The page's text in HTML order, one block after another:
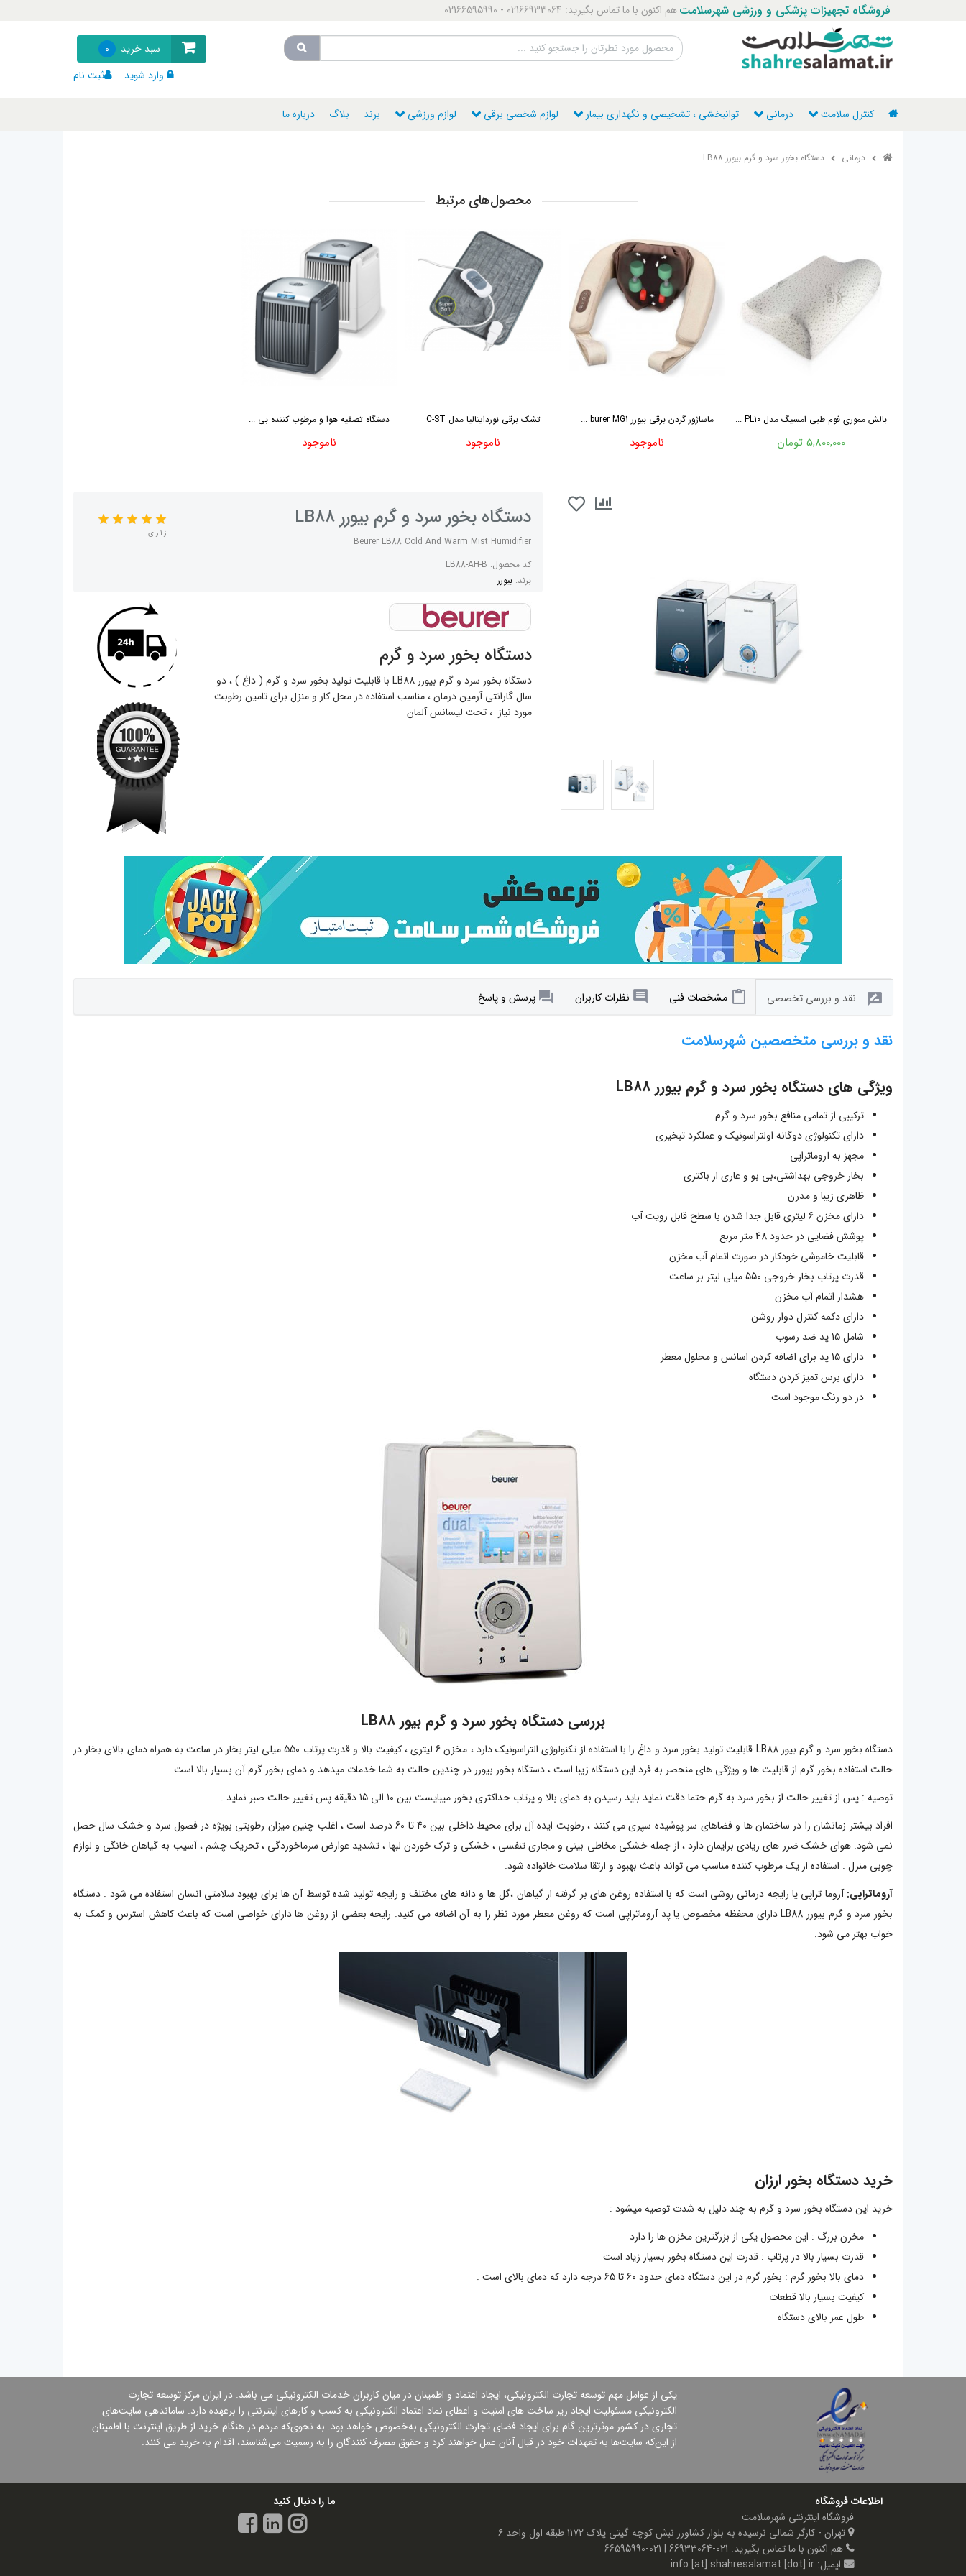
فروشگاه تجهیزات پزشکی و ورزشی شهرسلامت هم اکنون با ما تماس بگیرید: 02166933064 - 02166595990
سبد خرید
0
وارد شوید
ثبت نام
کنترل سلامت درمانی توانبخشی ، تشخیصی و نگهداری بیمار لوازم شخصی برقی لوازم ورزشی برند بلاگ درباره ما
درمانی دستگاه بخور سرد و گرم بیورر LB88
محصول‌های مرتبط
دستگاه تصفیه هوا و مرطوب کننده بی ...
ناموجود
تشک برقی نوردایتالیا مدل C-ST
ناموجود
ماساژور گردن برقی بیورر burer MG1 ...
ناموجود
بالش مموری فوم طبی امسیگ مدل PL10 ...
5,800,000 تومان
دستگاه بخور سرد و گرم بیورر LB88
Beurer LB88 Cold And Warm Mist Humidifier
کد محصول: LB88-AH-B
برند:بیورر
از 1 رای
دستگاه بخور سرد و گرم
دستگاه بخور سرد و گرم بیورر LB88 با قابلیت تولید بخور سرد و گرم ( داغ ) ، دو
سال گارانتی آرمین درمان ، مناسب استفاده در محل کار و منزل برای تامین رطوبت
مورد نیاز ، تحت لیسانس آلمان
نقد و بررسی تخصصی مشخصات فنی نظرات کاربران پرسش و پاسخ
نقد و بررسی متخصصین شهرسلامت
ویژگی های دستگاه بخور سرد و گرم بیورر LB88
ترکیبی از تمامی منافع بخور سرد و گرم
دارای تکنولوژی دوگانه اولتراسونیک و عملکرد تبخیری
مجهز به آروماتراپی
بخار خروجی بهداشتی،بی بو و عاری از باکتری
ظاهری زیبا و مدرن
دارای مخزن 6 لیتری قابل جدا شدن با سطح قابل رویت آب
پوشش فضایی در حدود 48 متر مربع
قابلیت خاموشی خودکار در صورت اتمام آب مخزن
قدرت پرتاب بخار خروجی 550 میلی لیتر بر ساعت
هشدار اتمام آب مخزن
دارای دکمه کنترل دوار روشن
شامل 15 پد ضد رسوب
دارای 15 پد برای اضافه کردن اسانس و محلول معطر
دارای برس تمیز کردن دستگاه
در دو رنگ موجود است
بررسی دستگاه بخور سرد و گرم بیور LB88
دستگاه بخور سرد و گرم بیور LB88 قابلیت تولید بخور سرد و داغ را با استفاده از تکنولوژی التراسونیک دارد ، مخزن 6 لیتری ، کیفیت بالا و قدرت پرتاب 550 میلی لیتر بخار در ساعت به همراه دمای بالای بخار در
حالت استفاده بخور گرم از قابلیت ها و ویژگی های منحصر به فرد این دستگاه زیبا است ، دستگاه بخور بیورر در چندین حالت به شما خدمات میدهد و دمای بخور گرم آن بسیار بالا است
توصیه : پس از تغییر حالت از بخور سرد به گرم حتما دقت نماید باید رسیدن به دمای بالا و پرتاب حداکثری بخور میبایست بین 10 الی 15 دقیقه پس تغییر حالت صبر نماید .
افراد بیشتر زمانشان را در ساختمان ها و فضاهای سر پوشیده سپری می کنند ، رطوبت ایده آل برای محیط داخلی بین 40 تا 60 درصد است ، اغلب چنین میزان رطوبتی بویژه در فصول سرد و خشک سال حصل
نمی شود. هوای خشک ضرر های زیادی برایمان دارد ، از جمله خشکی مخاطی بینی و مجاری تنفسی ، خشکی و ترک خوردن لبها ، تشدید عوارض سرماخوردگی ، تحریک چشم ، آسیب به گیاهان خانگی و لوازم
چوبی منزل . استفاده از یک مرطوب کننده مناسب می تواند باعث بهبود و ارتقا سلامت خانواده شود.
آروماتراپی:آروما تراپی یا رایجه درمانی روشی است که با استفاده روغن های بر گرفته از گیاهان ،گل ها و دانه های مختلف و رایجه تولید شده توسط آن ها برای بهبود سلامتی انسان استفاده می شود . دستگاه
بخور سرد و گرم بیورر LB88 دارای محفظه مخصوص یا پد آروماتراپی است که روغن معطر مورد نظر را به آن اضافه می کنید. رایحه بعضی از روغن ها دارای خواصی است که باعث کاهش استرس و کمک به
خواب بهتر می شود.
خرید دستگاه بخور ارزان
خرید این دستگاه بخور سرد و گرم به چند دلیل به شدت توصیه میشود :
مخزن بزرگ : این محصول یکی از بزرگترین مخزن ها را دارد
قدرت بسیار بالا در پرتاب : قدرت این دستگاه بخور بسیار زیاد است
دمای بالا بخور گرم : بخور گرم در این دستگاه دمای حدود 60 تا 65 درجه دارد که دمای بالای است .
کیفیت بسیار بالا قطعات
طول عمر بالای دستگاه
یكی از عوامل مهم توسعه تجارت الكترونیكی، ایجاد اعتماد و اطمینان در میان كاربران خدمات الكترونیكی می باشد. در ایران مركز توسعه تجارت
الكترونیكی مسئولیت ایجاد زیر ساخت های امنیت و اعطای نماد اعتماد الكترونیكی به کسب و کارهای اینترنتی را برعهده دارد. ساماندهی سایت‌های
تجاری در كشور موثرترین گام برای ایجاد فضای تجارت الكترونیكی به‌خصوص خواهد بود. به نحوی‌كه مردم در هنگام خرید از طریق اینترنت با اطمینان
از این‌كه سایت‌ها به تعهدات خود در قبال آنان عمل خواهند كرد و حقوق مصرف كنندگان را به رسمیت می‌شناسند،‌ اقدام به خرید می كنند.
اطلاعات فروشگاه
فروشگاه اینترنتی شهرسلامت
تهران - کارگر شمالی نرسیده به بلوار کشاورز نبش کوچه گیتی پلاک ۱۱۷۲ طبقه اول واحد ۶
هم اکنون با ما تماس بگیرید: 021-66933064 | 021-66595990
ایمیل: info [at] shahresalamat [dot] ir
ما را دنبال کنید